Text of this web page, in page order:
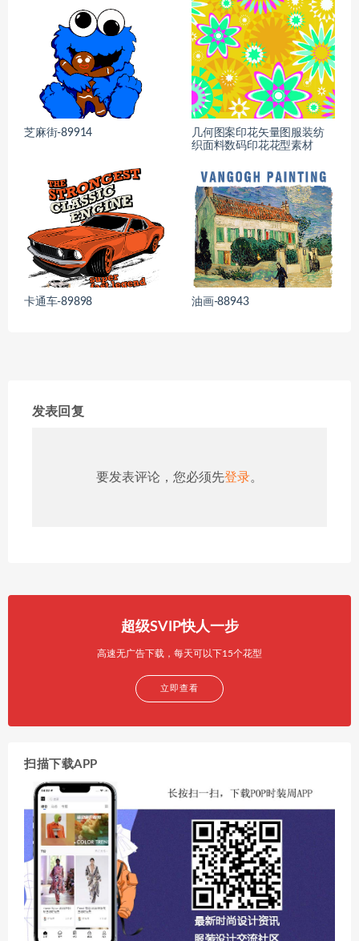
芝麻街-89914
几何图案印花矢量图服装纺
织面料数码印花花型素材
卡通车-89898 油画-88943
发表回复
要发表评论，您必须先登录。
超级SVIP快人一步
高速无广告下载，每天可以下15个花型
立即查看
扫描下载APP